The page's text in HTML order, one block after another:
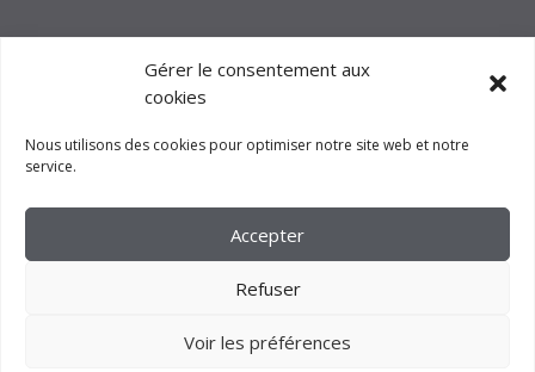
Gérer le consentement aux
cookies
Nous utilisons des cookies pour optimiser notre site web et notre
service.
Accepter
Refuser
Voir les préférences